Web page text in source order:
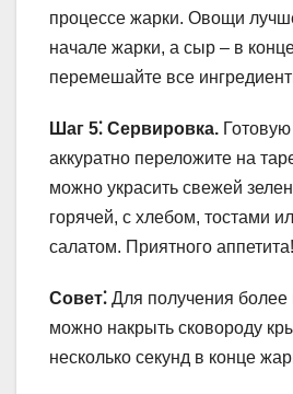
процессе жарки. Овощи
начале жарки, а сыр – в
перемешайте все
Шаг 5⁚ Сервировка.
аккуратно переложите на
можно украсить свежей
горячей, с хлебом, тостами
салатом. Приятного аппетита!
Совет⁚ Для получения
можно накрыть сковороду
несколько секунд в конце